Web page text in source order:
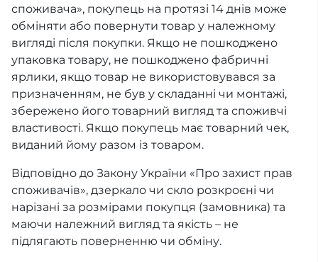
споживача», покупець на протязі 14 днів може
обміняти або повернути товар у належному
вигляді після покупки. Якщо не пошкоджено
упаковка товару, не пошкоджено фабричні
ярлики, якщо товар не використовувався за
призначенням, не був у складанні чи монтажі,
збережено його товарний вигляд та споживчі
властивості. Якщо покупець має товарний чек,
виданий йому разом із товаром.
Відповідно до Закону України «Про захист прав
споживачів», дзеркало чи скло розкроєні чи
нарізані за розмірами покупця (замовника) та
маючи належний вигляд та якість – не
підлягають поверненню чи обміну.